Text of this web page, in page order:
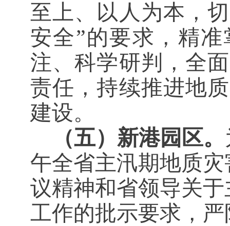
至上、以人为本，
安全”的要求，精
注、科学研判，全
责任，持续推进地
建设。
（五）新港园区。
午全省主汛期地质
议精神和省领导关
工作的批示要求，